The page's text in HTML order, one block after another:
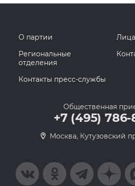
О партии
Региональные
отделения
Контакты пресс-службы
Общественная
+7 (495) 786-
Москва, Кутузовский